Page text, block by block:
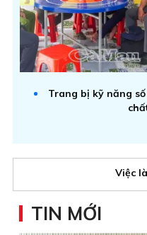
Trang bị kỹ năng
Việc
TIN MỚI